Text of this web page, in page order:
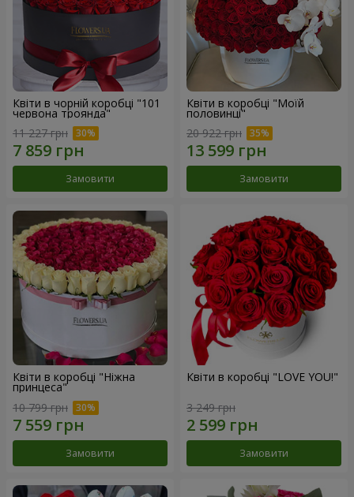
Квіти в чорній коробці "101
червона троянда"
11 227 грн
Замовити
Квіти в коробці "Моїй
половинці"
20 922 грн
Замовити
Квіти в коробці "Ніжна
принцеса"
10 799 грн
Замовити
Квіти в коробці "LOVE YOU!"
3 249 грн
Замовити